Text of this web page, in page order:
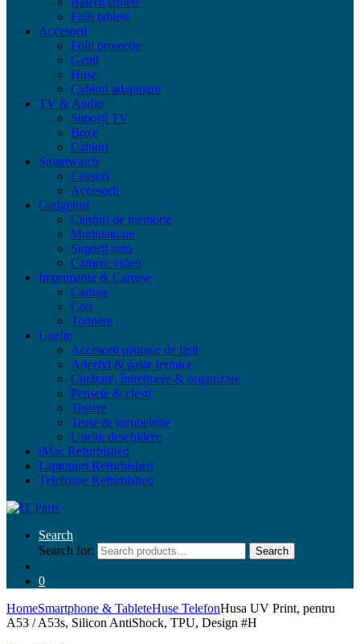
Folii tablete
Accesorii
Folii protecție
Genți
Huse
Cabluri adaptoare
TV & Audio
Suporți TV
Boxe
Cabluri
Smartwatch
Ceasuri
Accesorii
Gadgeturi
Carduri de memorie
Modulatoare
Suporți auto
Camere video
Imprimante & Cartușe
Cartușe
Coli
Tonnere
Unelte
Accesorii pistoale de lipit
Adezivi & paste termice
Curățare, întreținere & organizare
Pensete & clești
Testere
Truse & șurubelnițe
Unelte deschidere
iMac Refurbished
Laptopuri Refurbished
Telefoane Refurbished
Search
Search for:
Search
0
HomeSmartphone & TableteHuse TelefonHusa UV Print, pentru
A53 / A53s, Silicon AntiShock, TPU, Design #H